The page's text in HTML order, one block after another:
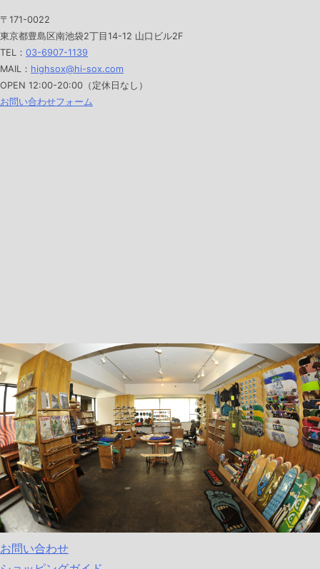
〒171-0022
東京都豊島区南池袋2丁目14-12 山口ビル2F
TEL： 03-6907-1139
MAIL： highsox@hi-sox.com
OPEN 12:00-20:00（定休日なし）
お問い合わせフォーム
お問い合わせ